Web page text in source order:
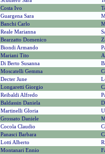
Costa Ivo
Guargena Sara
Banchi Carlo
Reale Marianna
Bearzatto Domenico
Biondi Armando
Mariani Tito
Di Berto Susanna
Moscatelli Gemma
Decter June
Longaretti Giorgio
Reibaldi Alfredo
Baldassin Daniela
Martinelli Gloria
Grossato Daniele
Cocola Claudio
Panasci Barbara
Lotti Alberto
Montanari Ennio